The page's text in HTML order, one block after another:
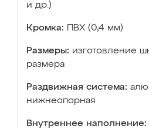
и др.)
Кромка: ПВХ (0,4 мм)
Размеры: изготовление
размера
Раздвижная система:
нижнеопорная
Внутреннее наполнение: